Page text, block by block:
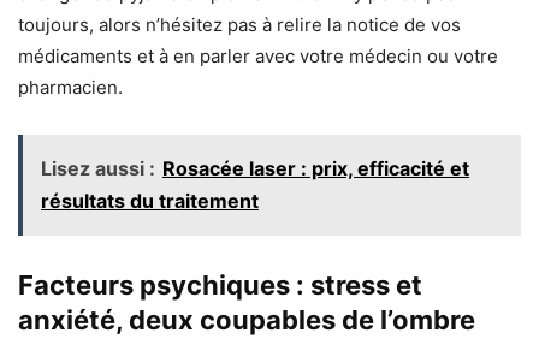
toujours, alors n’hésitez pas à relire la notice de vos
médicaments et à en parler avec votre médecin ou votre
pharmacien.
Lisez aussi : Rosacée laser : prix, efficacité et
résultats du traitement
Facteurs psychiques : stress et
anxiété, deux coupables de l’ombre